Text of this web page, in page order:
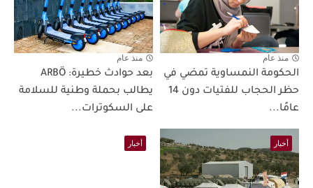
منذ عام
الحكومة النمساوية تمضي في
حظر الحجاب للفتيات دون 14
عامًا...
منذ عام
بعد حوادث خطيرة: ARBÖ
يطالب بحملة وطنية للسلامة
على السكوترات...
أخبار أخبار